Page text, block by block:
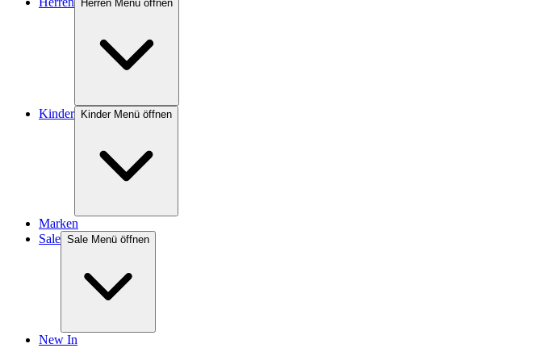
Herren Menü öffnen
Kinder Kinder Menü öffnen
Marken
Sale Sale Menü öffnen
New In